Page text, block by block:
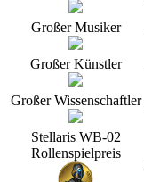
Großer Musiker
Großer Künstler
Großer Wissenschaftler
Stellaris WB-02
Rollenspielpreis